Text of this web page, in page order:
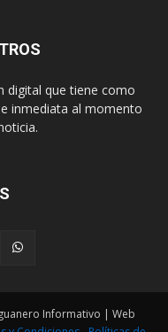
digital que tiene como
inmediata al momento
Informativo | Web